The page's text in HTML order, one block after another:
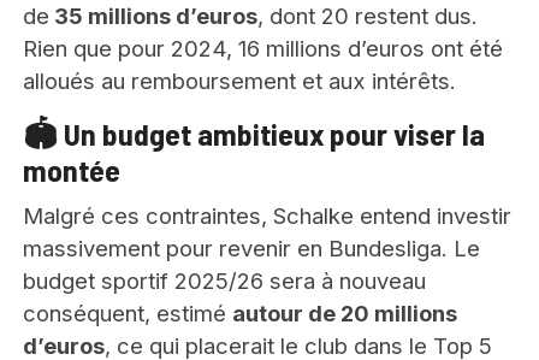
de 35 millions d’euros, dont 20 restent dus.
Rien que pour 2024, 16 millions d’euros ont été
alloués au remboursement et aux intérêts.
🏟️ Un budget ambitieux pour viser la
montée
Malgré ces contraintes, Schalke entend investir
massivement pour revenir en Bundesliga. Le
budget sportif 2025/26 sera à nouveau
conséquent, estimé autour de 20 millions
d’euros, ce qui placerait le club dans le Top 5